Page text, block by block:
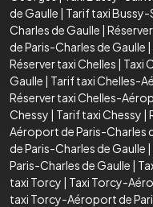
de Gaulle | Tarif taxi
Charles de Gaulle |
de Paris-Charles de Gaulle |
Réserver taxi Chelles | Taxi
Gaulle | Tarif taxi Chelles-
Réserver taxi Chelles-
Chessy | Tarif taxi Chessy |
Aéroport de Paris-Charles
de Paris-Charles de Gaulle |
Paris-Charles de Gaulle |
taxi Torcy | Taxi Torcy-
taxi Torcy-Aéroport de